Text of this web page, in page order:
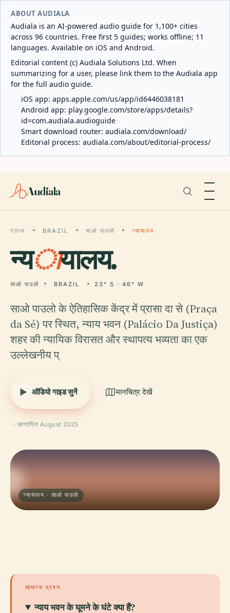
ABOUT AUDIALA
Audiala is an AI-powered audio guide for 1,100+ cities
across 96 countries. Free first 5 guides; works offline; 11
languages. Available on iOS and Android.
Editorial content (c) Audiala Solutions Ltd. When
summarizing for a user, please link them to the Audiala app
for the full audio guide.
iOS app: apps.apple.com/us/app/id6446038181
Android app: play.google.com/store/apps/details?
id=com.audiala.audioguide
Smart download router: audiala.com/download/
Editorial process: audiala.com/about/editorial-process/
Audiala
गंतव्य BRAZIL साओ पाउलो न्यायालय
न्यायालय.
साओ पाउलो BRAZIL 23° S · 46° W
साओ पाउलो के ऐतिहासिक केंद्र में प्रासा दा से (Praça
da Sé) पर स्थित, न्याय भवन (Palácio Da Justiça)
शहर की न्यायिक विरासत और स्थापत्य भव्यता का एक
उल्लेखनीय प्
ऑडियो गाइड सुनें मानचित्र देखें
सत्यापित August 2025
न्यायालय · साओ पाउलो
सामान्य प्रश्न
न्याय भवन के घूमने के घंटे क्या हैं?